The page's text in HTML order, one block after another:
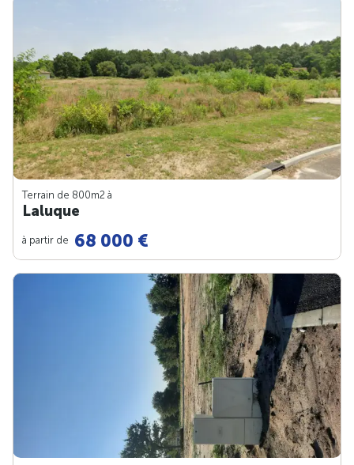
Terrain de 800m2 à
Laluque
à partir de 68 000 €